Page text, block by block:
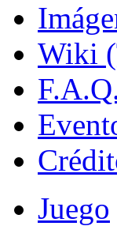
Wiki
Juego